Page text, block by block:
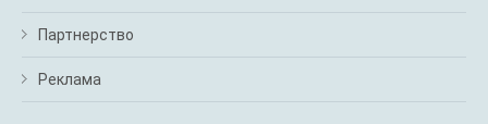
Партнерство
Реклама